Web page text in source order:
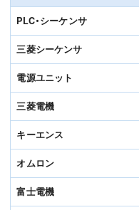
PLC・シーケンサ
三菱シーケンサ
電源ユニット
三菱電機
キーエンス
オムロン
富士電機